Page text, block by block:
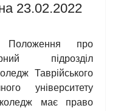
23.02.2022
про
підрозділ
Таврійського
університету
має право